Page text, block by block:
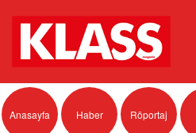
Anasayfa Haber Röportaj